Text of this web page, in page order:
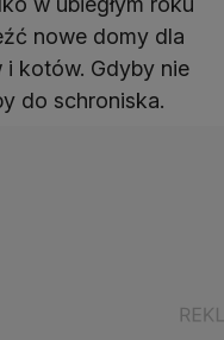
nowe domy dla
i kotów. Gdyby nie
do schroniska.